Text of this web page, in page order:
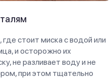
стоит миска с водой или
и осторожно их
не разливает воду и не
при этом тщательно